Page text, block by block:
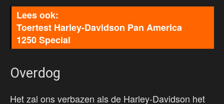
Toertest Harley-Davidson Pan America
1250 Special
Overdog
Het zal ons verbazen als de Harley-Davidson het